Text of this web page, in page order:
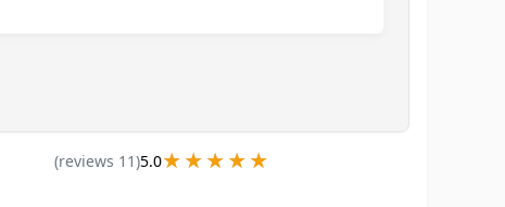
★★★★★
★★★★★
5.0
(
11
s
)